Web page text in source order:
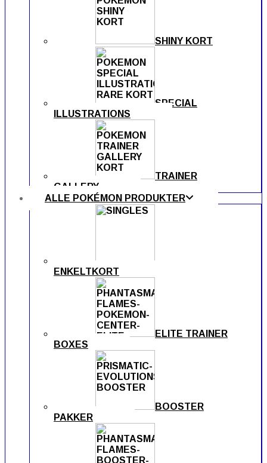
SHINY KORT
SPECIAL
ILLUSTRATIONS
TRAINER
GALLERY
ALLE POKÉMON PRODUKTER
ENKELTKORT
ELITE TRAINER
BOXES
BOOSTER
PAKKER